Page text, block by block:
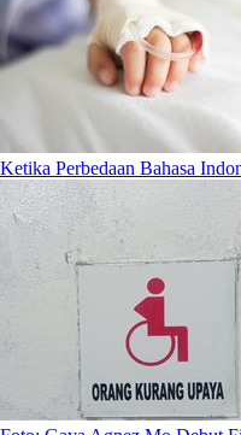
Ketika Perbedaan Bahasa